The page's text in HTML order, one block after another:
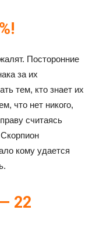
Посторонние
за их
тем, кто знает их
что нет никого,
считаясь
кому удается
22